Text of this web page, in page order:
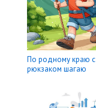
По родному краю с
рюкзаком шагаю